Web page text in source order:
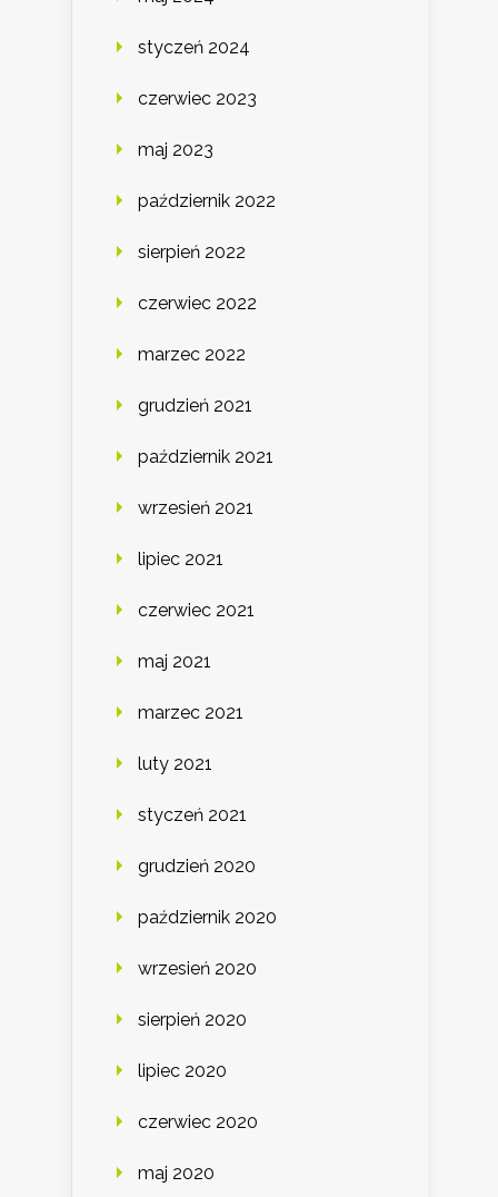
styczeń 2024
czerwiec 2023
maj 2023
październik 2022
sierpień 2022
czerwiec 2022
marzec 2022
grudzień 2021
październik 2021
wrzesień 2021
lipiec 2021
czerwiec 2021
maj 2021
marzec 2021
luty 2021
styczeń 2021
grudzień 2020
październik 2020
wrzesień 2020
sierpień 2020
lipiec 2020
czerwiec 2020
maj 2020